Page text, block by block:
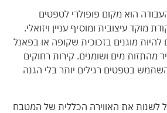
הוא מקום פופולרי לטפטים
מוקד עיצובית ומוסיף עניין ויזואלי.
להיות מוגנים בזכוכית שקופה או בפאנל
מהתזות מים ושומנים. קירות רחוקים
בטפטים רגילים יותר בלי הגנה
לשנות את האווירה הכללית של המטבח